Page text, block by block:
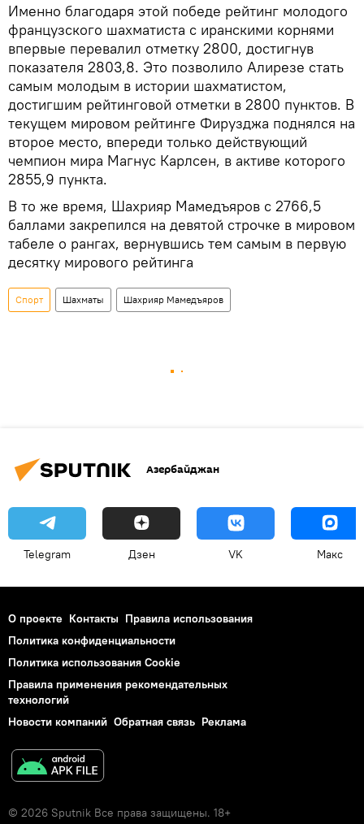
Именно благодаря этой победе рейтинг молодого
французского шахматиста с иранскими корнями
впервые перевалил отметку 2800, достигнув
показателя 2803,8. Это позволило Алирезе стать
самым молодым в истории шахматистом,
достигшим рейтинговой отметки в 2800 пунктов. В
текущем мировом рейтинге Фирузджа поднялся на
второе место, впереди только действующий
чемпион мира Магнус Карлсен, в активе которого
2855,9 пункта.
В то же время, Шахрияр Мамедъяров с 2766,5
баллами закрепился на девятой строчке в мировом
табеле о рангах, вернувшись тем самым в первую
десятку мирового рейтинга
Спорт Шахматы Шахрияр Мамедъяров
Азербайджан
Telegram Дзен VK Макс
О проекте Контакты Правила использования
Политика конфиденциальности
Политика использования Cookie
Правила применения рекомендательных
технологий
Новости компаний Обратная связь Реклама
© 2026 Sputnik Все права защищены. 18+